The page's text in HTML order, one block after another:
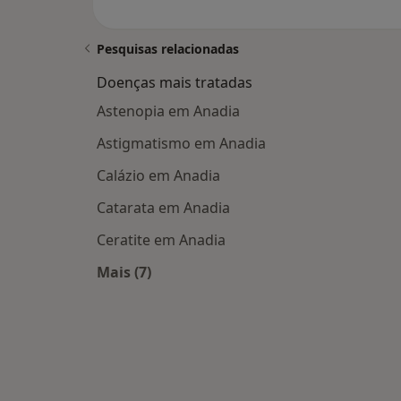
Pesquisas relacionadas
Doenças mais tratadas
Astenopia em Anadia
Astigmatismo em Anadia
Calázio em Anadia
Catarata em Anadia
Ceratite em Anadia
Mais (7)